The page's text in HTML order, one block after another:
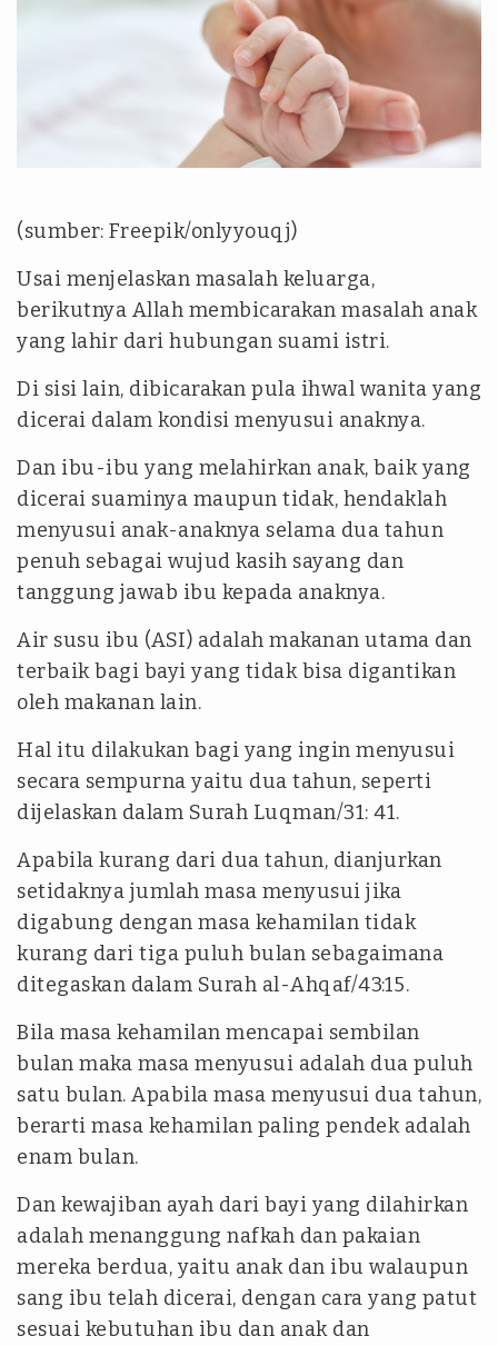
(sumber: Freepik/onlyyouqj)
Usai menjelaskan masalah keluarga,
berikutnya Allah membicarakan masalah anak
yang lahir dari hubungan suami istri.
Di sisi lain, dibicarakan pula ihwal wanita yang
dicerai dalam kondisi menyusui anaknya.
Dan ibu-ibu yang melahirkan anak, baik yang
dicerai suaminya maupun tidak, hendaklah
menyusui anak-anaknya selama dua tahun
penuh sebagai wujud kasih sayang dan
tanggung jawab ibu kepada anaknya.
Air susu ibu (ASI) adalah makanan utama dan
terbaik bagi bayi yang tidak bisa digantikan
oleh makanan lain.
Hal itu dilakukan bagi yang ingin menyusui
secara sempurna yaitu dua tahun, seperti
dijelaskan dalam Surah Luqman/31: 41.
Apabila kurang dari dua tahun, dianjurkan
setidaknya jumlah masa menyusui jika
digabung dengan masa kehamilan tidak
kurang dari tiga puluh bulan sebagaimana
ditegaskan dalam Surah al-Ahqaf/43:15.
Bila masa kehamilan mencapai sembilan
bulan maka masa menyusui adalah dua puluh
satu bulan. Apabila masa menyusui dua tahun,
berarti masa kehamilan paling pendek adalah
enam bulan.
Dan kewajiban ayah dari bayi yang dilahirkan
adalah menanggung nafkah dan pakaian
mereka berdua, yaitu anak dan ibu walaupun
sang ibu telah dicerai, dengan cara yang patut
sesuai kebutuhan ibu dan anak dan